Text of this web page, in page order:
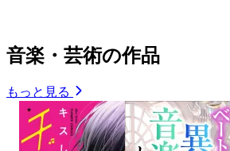
音楽・芸術の作品
もっと見る